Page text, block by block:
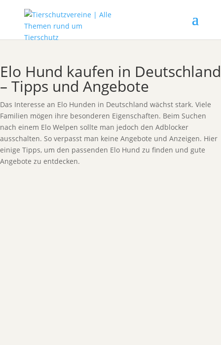
Elo Hund kaufen in Deutschland
– Tipps und Angebote
Das Interesse an Elo Hunden in Deutschland wächst stark. Viele
Familien mögen ihre besonderen Eigenschaften. Beim Suchen
nach einem Elo Welpen sollte man jedoch den Adblocker
ausschalten. So verpasst man keine Angebote und Anzeigen. Hier
einige Tipps, um den passenden Elo Hund zu finden und gute
Angebote zu entdecken.